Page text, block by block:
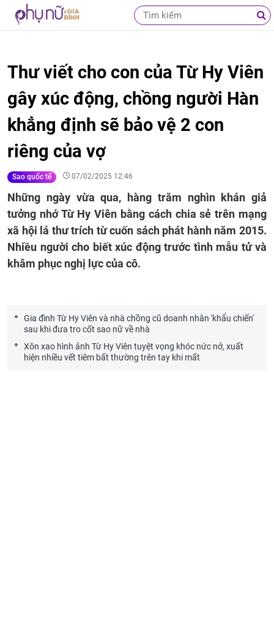
Thư viết cho con của Từ Hy Viên
gây xúc động, chồng người Hàn
khẳng định sẽ bảo vệ 2 con
riêng của vợ
Sao quốc tế 07/02/2025 12:46
Những ngày vừa qua, hàng trăm nghìn khán giả
tưởng nhớ Từ Hy Viên bằng cách chia sẻ trên mạng
xã hội lá thư trích từ cuốn sách phát hành năm 2015.
Nhiều người cho biết xúc động trước tình mẫu tử và
khâm phục nghị lực của cô.
Gia đình Từ Hy Viên và nhà chồng cũ doanh nhân 'khẩu chiến'
sau khi đưa tro cốt sao nữ về nhà
Xôn xao hình ảnh Từ Hy Viên tuyệt vọng khóc nức nở, xuất
hiện nhiều vết tiêm bất thường trên tay khi mất